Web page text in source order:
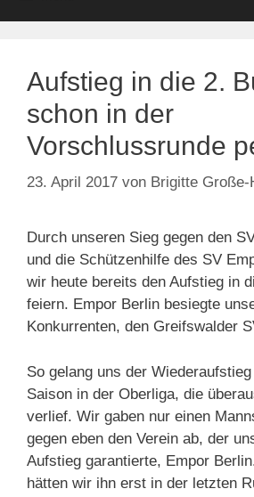
Aufstieg in die 2.
schon in der
Vorschlussrunde
23. April 2017 von Brigitte Große-
Durch unseren Sieg gegen den
und die Schützenhilfe des SV
wir heute bereits den Aufstieg in
feiern. Empor Berlin besiegte
Konkurrenten, den Greifswalder
So gelang uns der
Saison in der Oberliga, die
verlief. Wir gaben nur einen
gegen eben den Verein ab, der
Aufstieg garantierte, Empor
hätten wir ihn erst in der letzten